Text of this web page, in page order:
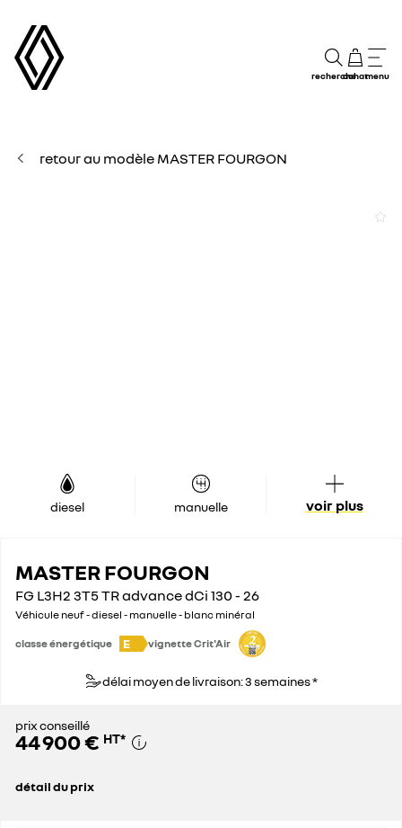
rechercheachatmenu
retour au modèle MASTER FOURGON
diesel manuelle voir plus
MASTER FOURGON
FG L3H2 3T5 TR advance dCi 130 - 26
Véhicule neuf - diesel - manuelle - blanc minéral
classe énergétique E vignette Crit'Air
délai moyen de livraison: 3 semaines *
prix conseillé
44 900 € HT*
détail du prix